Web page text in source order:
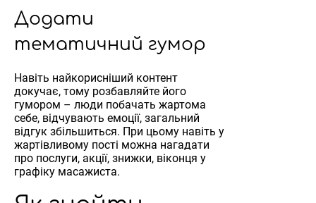
Додати
тематичний гумор
Навіть найкорисніший контент
докучає, тому розбавляйте його
гумором – люди побачать жартома
себе, відчувають емоції, загальний
відгук збільшиться. При цьому навіть у
жартівливому пості можна нагадати
про послуги, акції, знижки, віконця у
графіку масажиста.